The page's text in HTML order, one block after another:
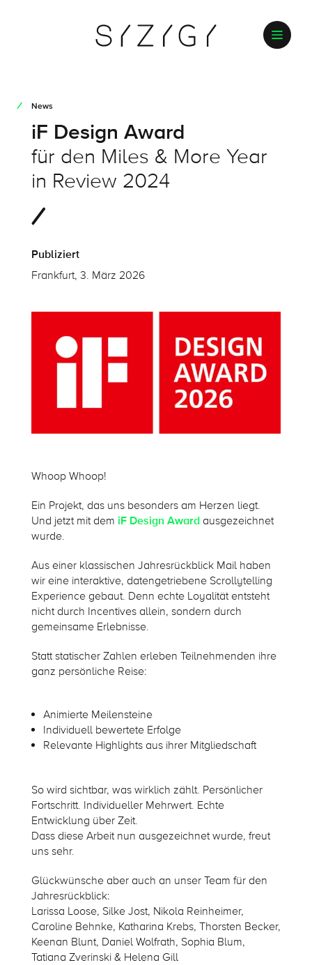
News
iF Design Award
für den Miles & More Year
in Review 2024
Publiziert
Frankfurt, 3. März 2026
Whoop Whoop!
Ein Projekt, das uns besonders am Herzen liegt.
Und jetzt mit dem iF Design Awardausgezeichnet
wurde.
Aus einer klassischen Jahresrückblick Mail haben
wir eine interaktive, datengetriebene Scrollytelling
Experience gebaut. Denn echte Loyalität entsteht
nicht durch Incentives allein, sondern durch
gemeinsame Erlebnisse.
Statt statischer Zahlen erleben Teilnehmenden ihre
ganz persönliche Reise:
Animierte Meilensteine
Individuell bewertete Erfolge
Relevante Highlights aus ihrer Mitgliedschaft
So wird sichtbar, was wirklich zählt. Persönlicher
Fortschritt. Individueller Mehrwert. Echte
Entwicklung über Zeit.
Dass diese Arbeit nun ausgezeichnet wurde, freut
uns sehr.
Glückwünsche aber auch an unser Team für den
Jahresrückblick:
Larissa Loose, Silke Jost, Nikola Reinheimer,
Caroline Behnke, Katharina Krebs, Thorsten Becker,
Keenan Blunt, Daniel Wolfrath, Sophia Blum,
Tatiana Zverinski & Helena Gill